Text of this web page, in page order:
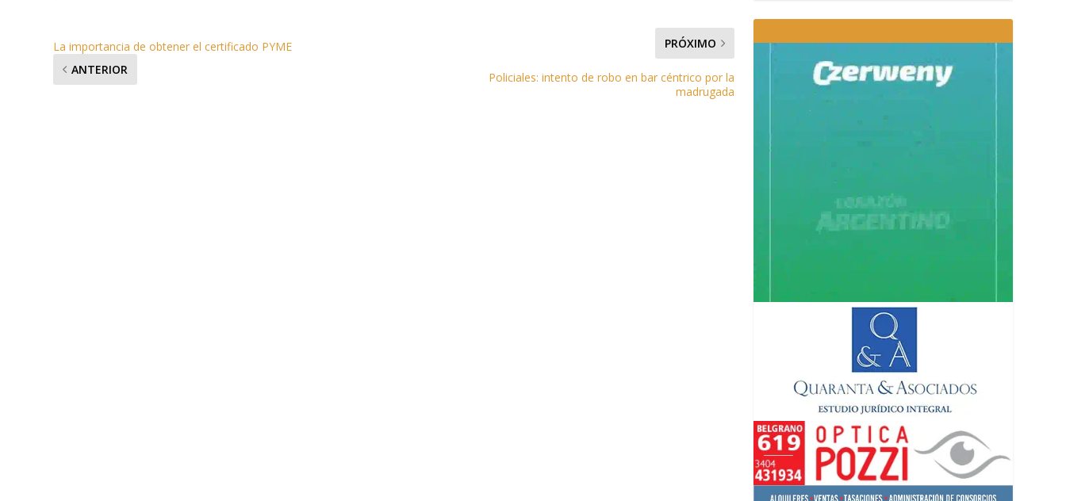
La importancia de obtener el certificado PYME
ANTERIOR
PRÓXIMO
Policiales: intento de robo en bar céntrico por la
madrugada